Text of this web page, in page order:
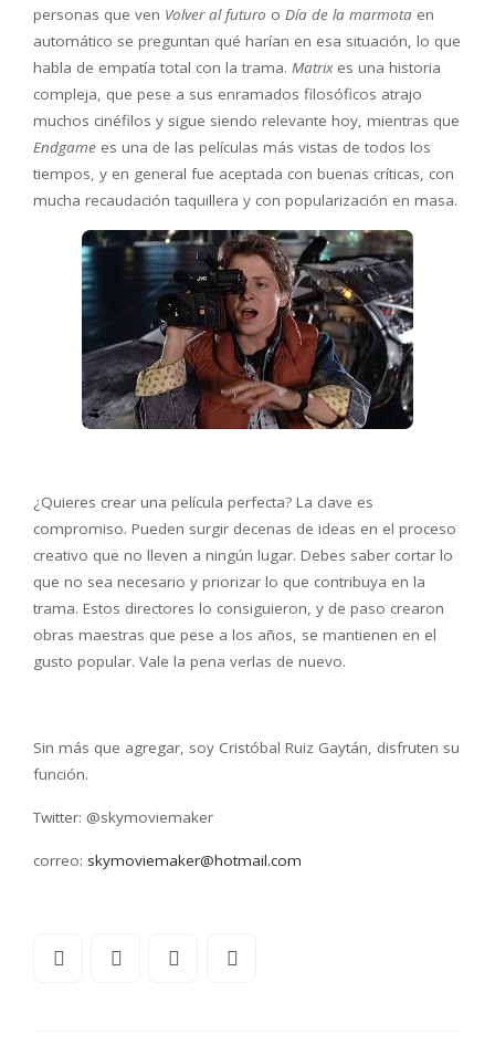
personas que ven Volver al futuro o Día de la marmota en
automático se preguntan qué harían en esa situación, lo que
habla de empatía total con la trama. Matrix es una historia
compleja, que pese a sus enramados filosóficos atrajo
muchos cinéfilos y sigue siendo relevante hoy, mientras que
Endgame es una de las películas más vistas de todos los
tiempos, y en general fue aceptada con buenas críticas, con
mucha recaudación taquillera y con popularización en masa.
¿Quieres crear una película perfecta? La clave es
compromiso. Pueden surgir decenas de ideas en el proceso
creativo que no lleven a ningún lugar. Debes saber cortar lo
que no sea necesario y priorizar lo que contribuya en la
trama. Estos directores lo consiguieron, y de paso crearon
obras maestras que pese a los años, se mantienen en el
gusto popular. Vale la pena verlas de nuevo.
Sin más que agregar, soy Cristóbal Ruiz Gaytán, disfruten su
función.
Twitter: @skymoviemaker
correo: skymoviemaker@hotmail.com